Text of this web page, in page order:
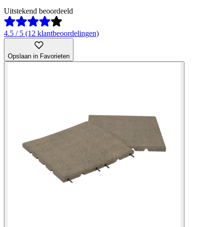
Uitstekend beoordeeld
4.5 / 5 (12 klantbeoordelingen)
Opslaan in Favorieten